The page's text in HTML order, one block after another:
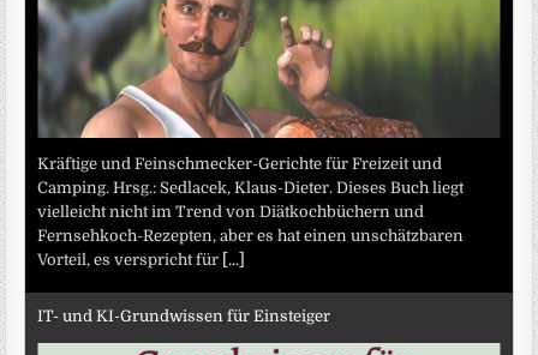
Kräftige und Feinschmecker-Gerichte für Freizeit und
Camping. Hrsg.: Sedlacek, Klaus-Dieter. Dieses Buch liegt
vielleicht nicht im Trend von Diätkochbüchern und
Fernsehkoch-Rezepten, aber es hat einen unschätzbaren
Vorteil, es verspricht für [...]
IT- und KI-Grundwissen für Einsteiger